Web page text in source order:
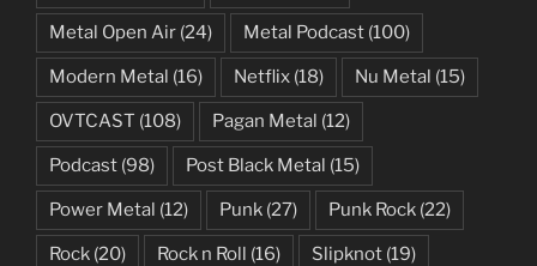
Metal Open Air (24) Metal Podcast (100)
Modern Metal (16) Netflix (18) Nu Metal (15)
OVTCAST (108) Pagan Metal (12)
Podcast (98) Post Black Metal (15)
Power Metal (12) Punk (27) Punk Rock (22)
Rock (20) Rock n Roll (16) Slipknot (19)